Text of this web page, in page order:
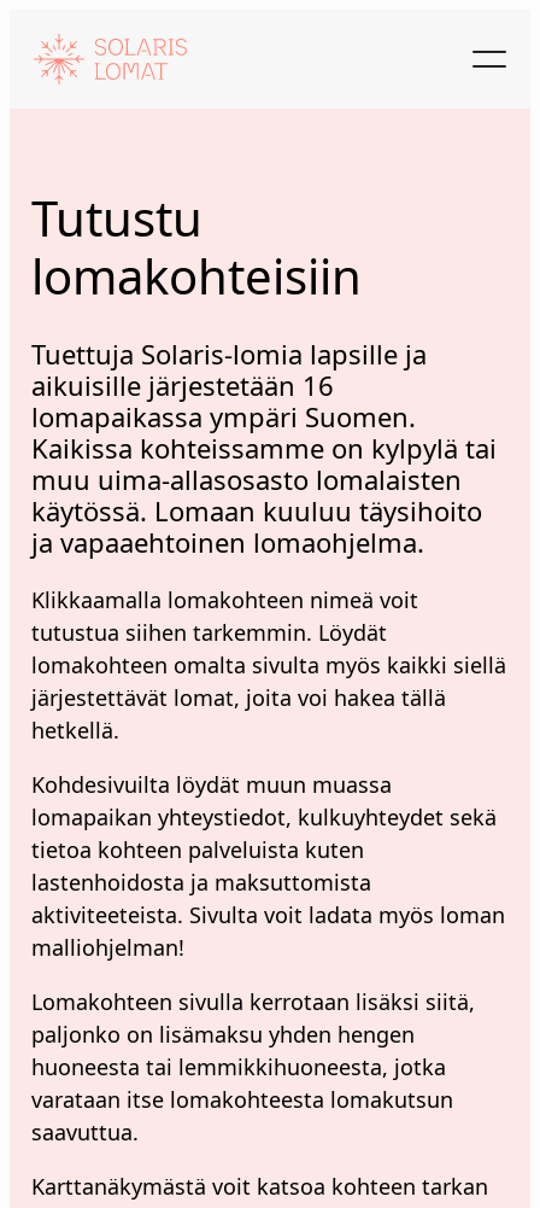
sisältöön
Tutustu
lomakohteisiin
Tuettuja Solaris-lomia lapsille ja
aikuisille järjestetään 16
lomapaikassa ympäri Suomen.
Kaikissa kohteissamme on kylpylä tai
muu uima-allasosasto lomalaisten
käytössä. Lomaan kuuluu täysihoito
ja vapaaehtoinen lomaohjelma.
Klikkaamalla lomakohteen nimeä voit
tutustua siihen tarkemmin. Löydät
lomakohteen omalta sivulta myös kaikki siellä
järjestettävät lomat, joita voi hakea tällä
hetkellä.
Kohdesivuilta löydät muun muassa
lomapaikan yhteystiedot, kulkuyhteydet sekä
tietoa kohteen palveluista kuten
lastenhoidosta ja maksuttomista
aktiviteeteista. Sivulta voit ladata myös loman
malliohjelman!
Lomakohteen sivulla kerrotaan lisäksi siitä,
paljonko on lisämaksu yhden hengen
huoneesta tai lemmikkihuoneesta, jotka
varataan itse lomakohteesta lomakutsun
saavuttua.
Karttanäkymästä voit katsoa kohteen tarkan